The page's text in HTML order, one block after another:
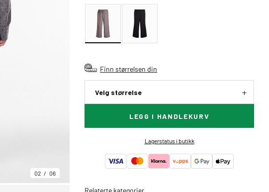
02 06
Finn størrelsen din
Velg størrelse
LEGG I HANDLEKURV
Lagerstatus i butikk
Relaterte kategorier